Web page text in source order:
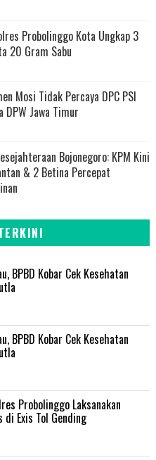
Probolinggo Kota Ungkap 3
20 Gram Sabu
Mosi Tidak Percaya DPC PSI
Jawa Timur
Bojonegoro: KPM Kini
& 2 Betina Percepat
BPBD Kobar Cek Kesehatan
BPBD Kobar Cek Kesehatan
Probolinggo Laksanakan
di Exis Tol Gending